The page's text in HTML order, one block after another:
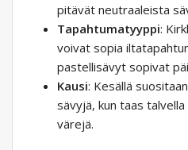
pitävät neutraaleista
Tapahtumatyyppi:
voivat sopia
pastellisävyt sopivat
Kausi: Kesällä
sävyjä, kun taas
värejä.